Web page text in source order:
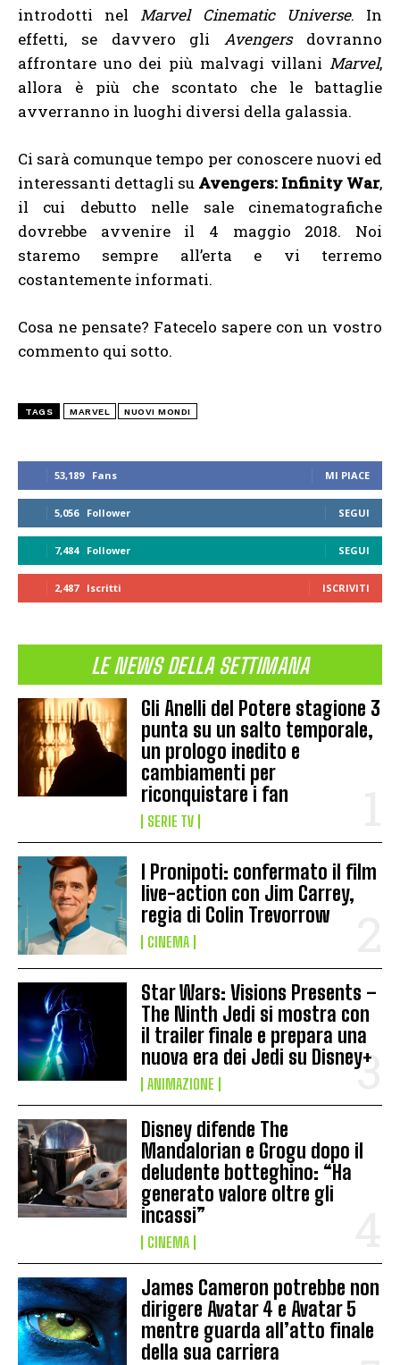
53,189 Fans MI PIACE
5,056 Follower SEGUI
7,484 Follower SEGUI
2,487 Iscritti ISCRIVITI
LE NEWS DELLA SETTIMANA
Gli Anelli del Potere stagione 3
punta su un salto temporale,
un prologo inedito e
cambiamenti per
riconquistare i fan
SERIE TV
I Pronipoti: confermato il film
live-action con Jim Carrey,
regia di Colin Trevorrow
CINEMA
Star Wars: Visions Presents –
The Ninth Jedi si mostra con
il trailer finale e prepara una
nuova era dei Jedi su Disney+
ANIMAZIONE
Disney difende The
Mandalorian e Grogu dopo il
deludente botteghino: “Ha
generato valore oltre gli
incassi”
CINEMA
James Cameron potrebbe non
dirigere Avatar 4 e Avatar 5
mentre guarda all’atto finale
della sua carriera
introdotti nelMarvel Cinematic Universe. In
effetti, se davvero gliAvengersdovranno
affrontare uno dei più malvagi villani Marvel,
allora è più che scontato che le battaglie
avverranno in luoghi diversi della galassia.
Ci sarà comunque tempo per conoscere nuovi ed
interessanti dettagli su Avengers: Infinity War,
il cui debutto nelle sale cinematografiche
dovrebbe avvenire il 4 maggio 2018. Noi
staremo sempre all’erta e vi terremo
costantemente informati.
Cosa ne pensate? Fatecelo sapere con un vostro
commento qui sotto.
TAGS MARVEL NUOVI MONDI